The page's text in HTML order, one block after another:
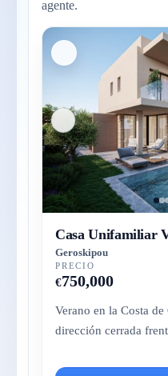
agente.
Casa Unifamiliar
Geroskipou
PRECIO
€750,000
Verano en la Costa
dirección cerrada